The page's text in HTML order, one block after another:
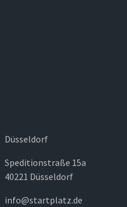
Düsseldorf
Speditionstraße 15a
40221 Düsseldorf
info@startplatz.de